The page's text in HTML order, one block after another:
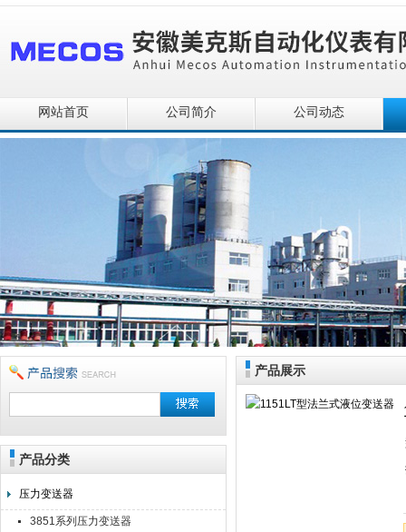
安徽美克斯自动化仪表有限公司
网站首页 公司简介 公司动态
产品分类
压力变送器
3851系列压力变送器
产品展示